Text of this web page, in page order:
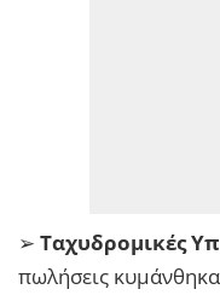
➢ Ταχυδρομικές
πωλήσεις